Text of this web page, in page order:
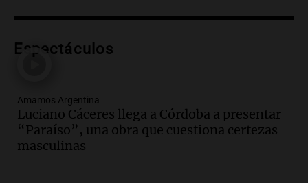
convocan marcha por justicia tras su
Audio.Reparaciones en acueducto
Novalí finalizan y se normaliza el
suministro de agua en San Luis
Espectáculos
Amamos Argentina
Luciano Cáceres llega a Córdoba a presentar
“Paraíso”, una obra que cuestiona certezas
masculinas